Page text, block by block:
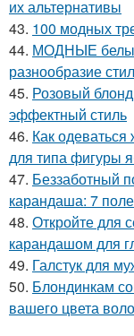
их альтернативы
43. 100 модных
44. МОДНЫЕ
разнообразие
45. Розовый блонд
эффектный стиль
46. Как
для типа фигуры
47. Беззаботный
карандаша: 7
48. Откройте для
карандашом для
49. Галстук для
50. Блондинкам
вашего цвета